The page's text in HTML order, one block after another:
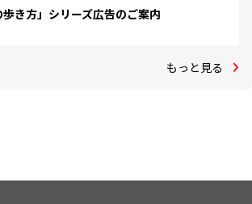
歩き方」シリーズ広告のご案内
もっと見る